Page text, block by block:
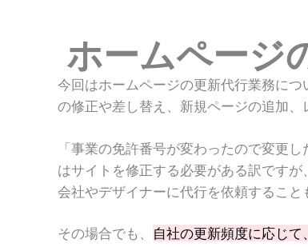
ホームページ
今回はホームページの更新代行業務に
の修正や差し替え、新規ページの追加、
「事業の免許番号が変わったので変更
はサイトを修正する必要がある訳です
会社やデザイナーに代行を依頼すること
その場合でも、 自社の更新頻度に応じて